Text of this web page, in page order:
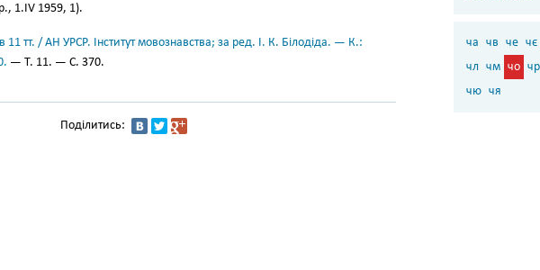
1.ІV 1959, 1).
11 тт. / АН УРСР. Інститут мовознавства; за ред. І. К. Білодіда. — К.:
— Т. 11. — С. 370.
Поділитись:
ча чв че чє
чл чм чо чр
чю чя